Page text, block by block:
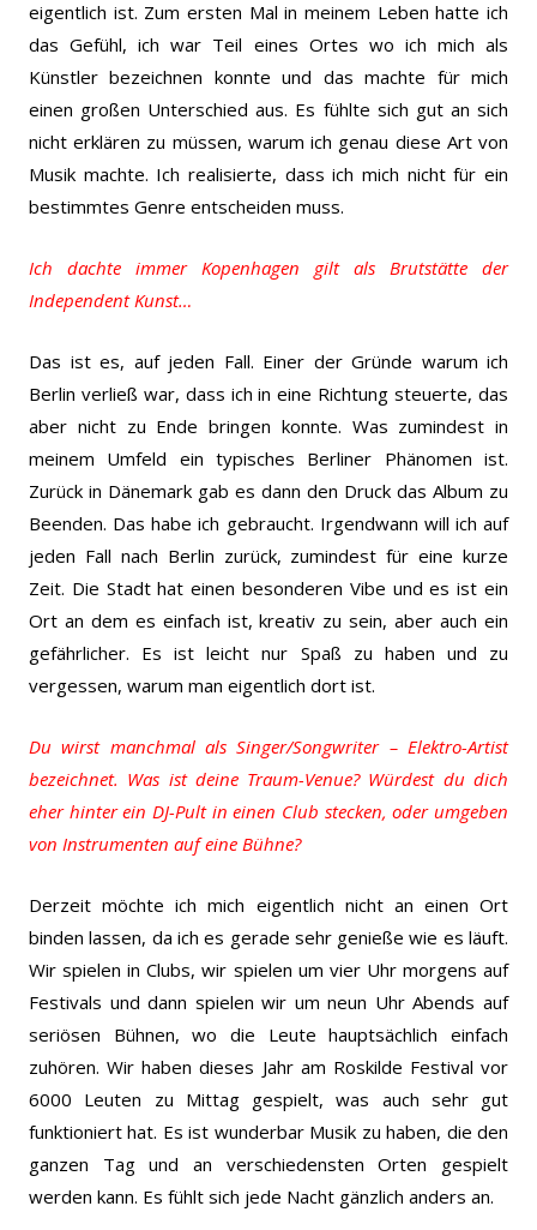
eigentlich ist. Zum ersten Mal in meinem Leben hatte ich
das Gefühl,ich war Teil eines Ortes wo ich mich als
Künstler bezeichnen konnte und das machte für mich
einen großen Unterschied aus. Es fühlte sich gut an sich
nicht erklären zu müssen, warum ich genau diese Art von
Musik machte. Ich realisierte, dass ich mich nicht für ein
bestimmtes Genre entscheiden muss.
Ich dachte immer Kopenhagen gilt als Brutstätte der
Independent Kunst…
Das ist es, auf jeden Fall. Einer der Gründe warum ich
Berlin verließ war, dass ich in eine Richtung steuerte, das
aber nicht zu Ende bringen konnte. Was zumindest in
meinem Umfeld ein typisches Berliner Phänomen ist.
Zurück in Dänemark gab es dann den Druck das Album zu
Beenden. Das habe ich gebraucht. Irgendwann will ich auf
jeden Fall nach Berlin zurück, zumindest für eine kurze
Zeit. Die Stadt hat einen besonderen Vibe und es ist ein
Ort an dem es einfach ist, kreativ zu sein, aber auch ein
gefährlicher. Es ist leicht nur Spaß zu haben und zu
vergessen, warum man eigentlich dort ist.
Du wirst manchmal als Singer/Songwriter – Elektro-Artist
bezeichnet. Was ist deine Traum-Venue? Würdest du dich
eher hinter ein DJ-Pult in einen Club stecken, oder umgeben
von Instrumenten auf eine Bühne?
Derzeit möchte ich mich eigentlich nicht an einen Ort
binden lassen, da ich es gerade sehr genieße wie es läuft.
Wir spielen in Clubs, wir spielen um vier Uhr morgens auf
Festivals und dann spielen wir um neun Uhr Abends auf
seriösen Bühnen, wo die Leute hauptsächlich einfach
zuhören. Wir haben dieses Jahr am Roskilde Festival vor
6000 Leuten zu Mittag gespielt, was auch sehr gut
funktioniert hat. Es ist wunderbar Musik zu haben, die den
ganzen Tag und an verschiedensten Orten gespielt
werden kann. Es fühlt sich jede Nacht gänzlich anders an.